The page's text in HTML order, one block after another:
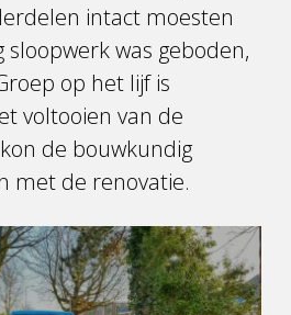
intact moesten
sloopwerk was geboden,
op het lijf is
voltooien van de
de bouwkundig
met de renovatie.